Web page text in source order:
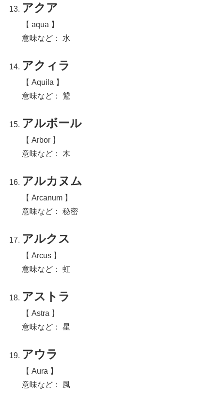
アクア
【 aqua 】
意味など： 水
アクィラ
【 Aquila 】
意味など： 鷲
アルボール
【 Arbor 】
意味など： 木
アルカヌム
【 Arcanum 】
意味など： 秘密
アルクス
【 Arcus 】
意味など： 虹
アストラ
【 Astra 】
意味など： 星
アウラ
【 Aura 】
意味など： 風